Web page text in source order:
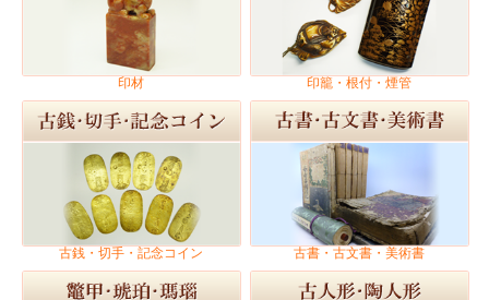
印材 印籠・根付・煙管
古銭・切手・記念コイン 古書・古文書・美術書